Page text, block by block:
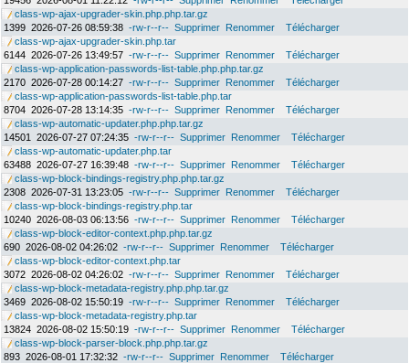
class-wp-ajax-upgrader-skin.php.php.tar.gz
1399 2026-07-26 08:59:38 -rw-r--r-- Supprimer Renommer
Télécharger
class-wp-ajax-upgrader-skin.php.tar
6144 2026-07-26 13:49:57 -rw-r--r-- Supprimer Renommer
Télécharger
class-wp-application-passwords-list-table.php.php.tar.gz
2170 2026-07-28 00:14:27 -rw-r--r-- Supprimer Renommer
Télécharger
class-wp-application-passwords-list-table.php.tar
8704 2026-07-28 13:14:35 -rw-r--r-- Supprimer Renommer
Télécharger
class-wp-automatic-updater.php.php.tar.gz
14501
2026-07-27 07:24:35 -rw-r--r-- Supprimer Renommer
Télécharger
class-wp-automatic-updater.php.tar
63488 2026-07-27 16:39:48 -rw-r--r-- Supprimer Renommer
Télécharger
class-wp-block-bindings-registry.php.php.tar.gz
2308 2026-07-31 13:23:05 -rw-r--r-- Supprimer Renommer
Télécharger
class-wp-block-bindings-registry.php.tar
10240 2026-08-03 06:13:56 -rw-r--r-- Supprimer Renommer
Télécharger
class-wp-block-editor-context.php.php.tar.gz
690 2026-08-02 04:26:02 -rw-r--r-- Supprimer Renommer
Télécharger
class-wp-block-editor-context.php.tar
3072 2026-08-02 04:26:02 -rw-r--r-- Supprimer Renommer
Télécharger
class-wp-block-metadata-registry.php.php.tar.gz
3469 2026-08-02 15:50:19 -rw-r--r-- Supprimer Renommer
Télécharger
class-wp-block-metadata-registry.php.tar
13824 2026-08-02 15:50:19 -rw-r--r-- Supprimer Renommer
Télécharger
class-wp-block-parser-block.php.php.tar.gz
893 2026-08-01 17:32:32 -rw-r--r-- Supprimer Renommer
Télécharger